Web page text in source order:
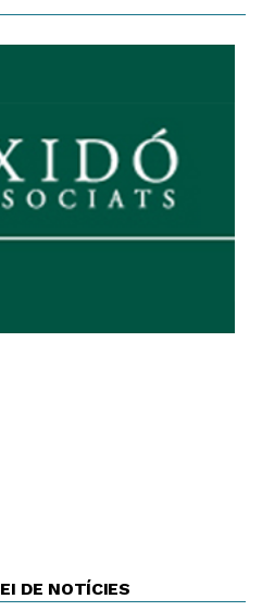
DE NOTÍCIES